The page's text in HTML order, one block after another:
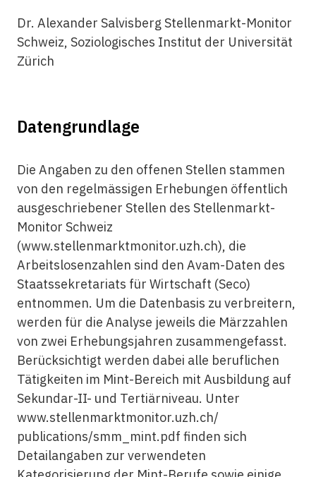
Dr. Alexander Salvisberg Stellenmarkt-Monitor
Schweiz, Soziologisches Institut der Universität
Zürich
Datengrundlage
Die Angaben zu den offenen Stellen stammen
von den regelmässigen Erhebungen öffentlich
ausgeschriebener Stellen des Stellenmarkt-
Monitor Schweiz
(www.stellenmarktmonitor.uzh.ch), die
Arbeitslosenzahlen sind den Avam-Daten des
Staatssekretariats für Wirtschaft (Seco)
entnommen. Um die Datenbasis zu verbreitern,
werden für die Analyse jeweils die Märzzahlen
von zwei Erhebungsjahren zusammengefasst.
Berücksichtigt werden dabei alle beruflichen
Tätigkeiten im Mint-Bereich mit Ausbildung auf
Sekundar-II- und Tertiärniveau. Unter
www.stellenmarktmonitor.uzh.ch/
publications/smm_mint.pdf finden sich
Detailangaben zur verwendeten